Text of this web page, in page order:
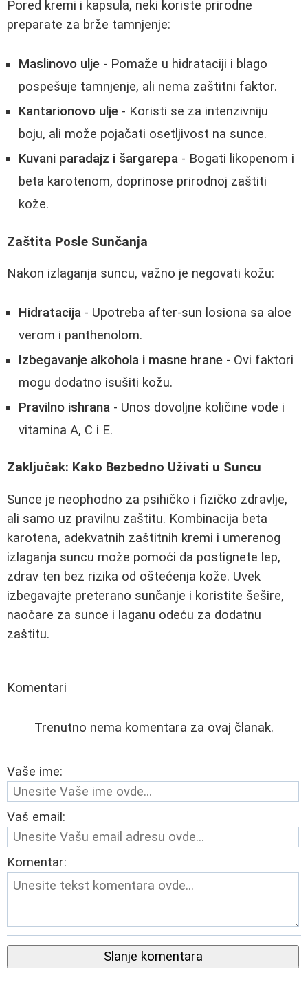
Pored kremi i kapsula, neki koriste prirodne
preparate za brže tamnjenje:
Maslinovo ulje - Pomaže u hidrataciji i blago
pospešuje tamnjenje, ali nema zaštitni faktor.
Kantarionovo ulje - Koristi se za intenzivniju
boju, ali može pojačati osetljivost na sunce.
Kuvani paradajz i šargarepa - Bogati likopenom i
beta karotenom, doprinose prirodnoj zaštiti
kože.
Zaštita Posle Sunčanja
Nakon izlaganja suncu, važno je negovati kožu:
Hidratacija - Upotreba after-sun losiona sa aloe
verom i panthenolom.
Izbegavanje alkohola i masne hrane - Ovi faktori
mogu dodatno isušiti kožu.
Pravilno ishrana - Unos dovoljne količine vode i
vitamina A, C i E.
Zaključak: Kako Bezbedno Uživati u Suncu
Sunce je neophodno za psihičko i fizičko zdravlje,
ali samo uz pravilnu zaštitu. Kombinacija beta
karotena, adekvatnih zaštitnih kremi i umerenog
izlaganja suncu može pomoći da postignete lep,
zdrav ten bez rizika od oštećenja kože. Uvek
izbegavajte preterano sunčanje i koristite šešire,
naočare za sunce i laganu odeću za dodatnu
zaštitu.
Komentari
Trenutno nema komentara za ovaj članak.
Vaše ime:
Vaš email:
Komentar:
Slanje komentara